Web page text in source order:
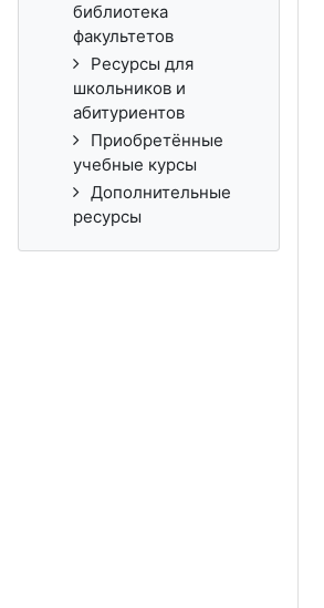
библиотека
факультетов
Ресурсы для
школьников и
абитуриентов
Приобретённые
учебные курсы
Дополнительные
ресурсы